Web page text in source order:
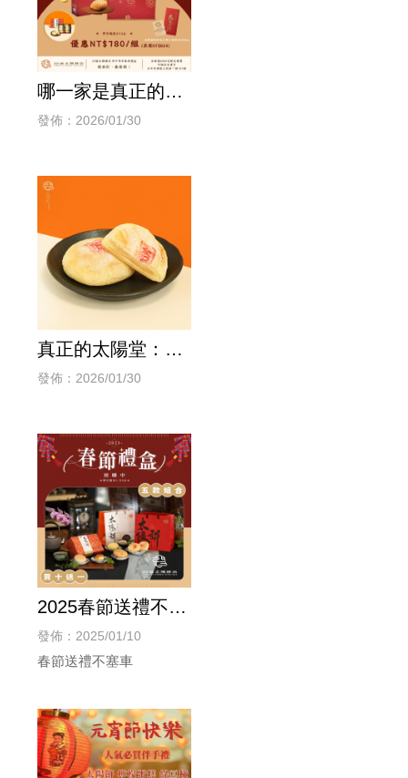
哪一家是真正的太
陽餅老店？台中經
餅」
發佈：2026/01/30
真正的太陽堂：
「23號太陽餅」經
發佈：2026/01/30
2025春節送禮不塞
車
發佈：2025/01/10
春節送禮不塞車